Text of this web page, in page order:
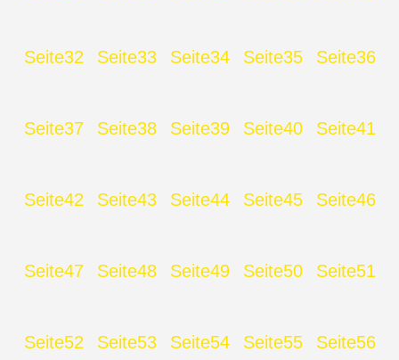
Seite32 Seite33 Seite34 Seite35 Seite36
Seite37 Seite38 Seite39 Seite40 Seite41
Seite42 Seite43 Seite44 Seite45 Seite46
Seite47 Seite48 Seite49 Seite50 Seite51
Seite52 Seite53 Seite54 Seite55 Seite56